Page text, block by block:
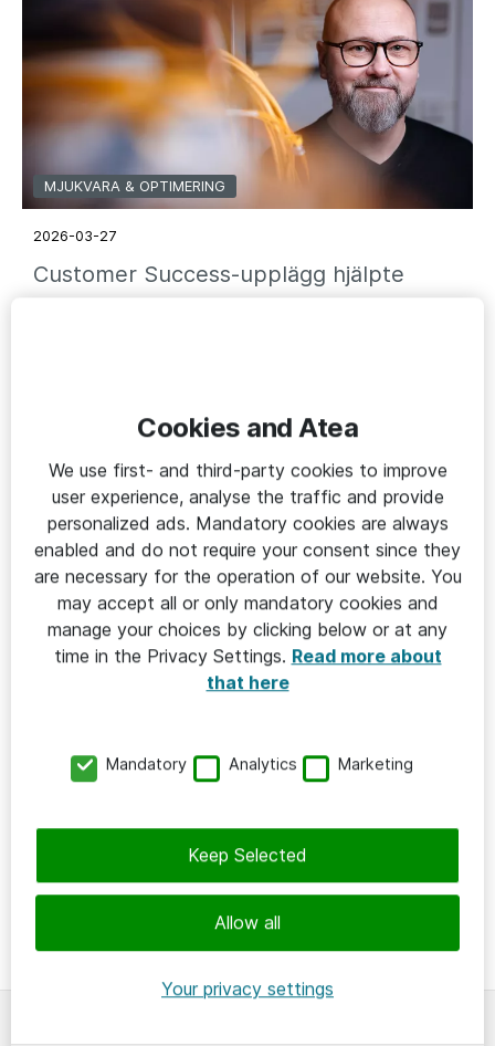
MJUKVARA & OPTIMERING
2026-03-27
Customer Success-upplägg hjälpte
2023-09-04
licenshantering
Cookies and Atea
We use first- and third-party cookies to improve
user experience, analyse the traffic and provide
personalized ads. Mandatory cookies are always
enabled and do not require your consent since they
are necessary for the operation of our website. You
may accept all or only mandatory cookies and
manage your choices by clicking below or at any
time in the Privacy Settings. Read more about
that here
Mandatory Analytics Marketing
Allow all
Keep Selected
Your privacy settings